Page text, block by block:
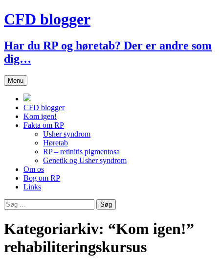
Hop
til
CFD blogger
Har du RP og høretab? Der er andre som
dig…
Menu
CFD blogger
Kom igen!
Fakta om RP
Usher syndrom
Høretab
RP – retinitis pigmentosa
Genetik og Usher syndrom
Om os
Bog om RP
Links
Søg
efter:
Kategoriarkiv: “Kom igen!”
rehabiliteringskursus